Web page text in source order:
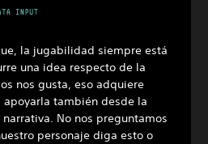
la jugabilidad siempre está
una idea respecto de la
nos gusta, eso adquiere
también desde la
No nos preguntamos
personaje diga esto o